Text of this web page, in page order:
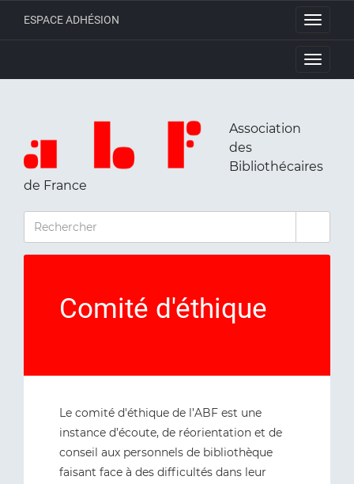
Toggle
ESPACE ADHÉSION
Toggle
Association
des
Bibliothécaires
de France
RECHERCHER
Comité d'éthique
Le comité d'éthique de l’ABF est une
instance d’écoute, de réorientation et de
conseil aux personnels de bibliothèque
faisant face à des difficultés dans leur